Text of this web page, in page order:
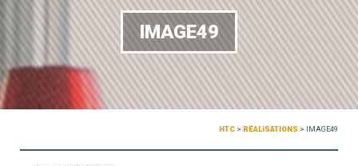
IMAGE49
HTC > RÉALISATIONS > IMAGE49